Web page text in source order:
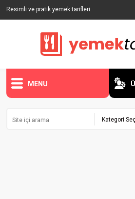
Resimli ve pratik yemek tarifleri
MENU